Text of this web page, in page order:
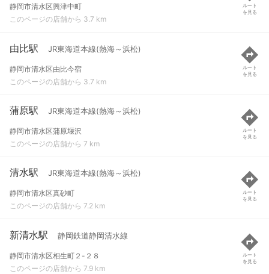
静岡市清水区興津中町
このページの店舗から 3.7 km
ルート
を見る
由比駅 JR東海道本線(熱海～浜松)
静岡市清水区由比今宿
このページの店舗から 3.7 km
ルート
を見る
蒲原駅 JR東海道本線(熱海～浜松)
静岡市清水区蒲原堰沢
このページの店舗から 7 km
ルート
を見る
清水駅 JR東海道本線(熱海～浜松)
静岡市清水区真砂町
このページの店舗から 7.2 km
ルート
を見る
新清水駅 静岡鉄道静岡清水線
静岡市清水区相生町２-２８
このページの店舗から 7.9 km
ルート
を見る